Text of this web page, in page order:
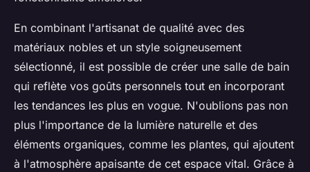
En combinant l'artisanat de qualité avec des
matériaux nobles et un style soigneusement
sélectionné, il est possible de créer une salle de bain
qui reflète vos goûts personnels tout en incorporant
les tendances les plus en vogue. N'oublions pas non
plus l'importance de la lumière naturelle et des
éléments organiques, comme les plantes, qui ajoutent
à l'atmosphère apaisante de cet espace vital. Grâce à